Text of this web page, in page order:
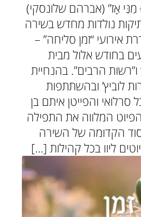
אָז” (אברהם שלונסקי)
נולדות מחדש בשירה
אירועי “זמן סליחה” –
בחודש אלול מבית
הרבים”. בהנחיית
לוביץ’ ובהשתתפות
והפייטן איתם בן
המלווה את התפילה
הקדומה של השירה
ליוו בכל קהילות […]